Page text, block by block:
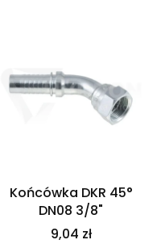
Końcówka DKR 45°
DN08 3/8"
9,04 zł